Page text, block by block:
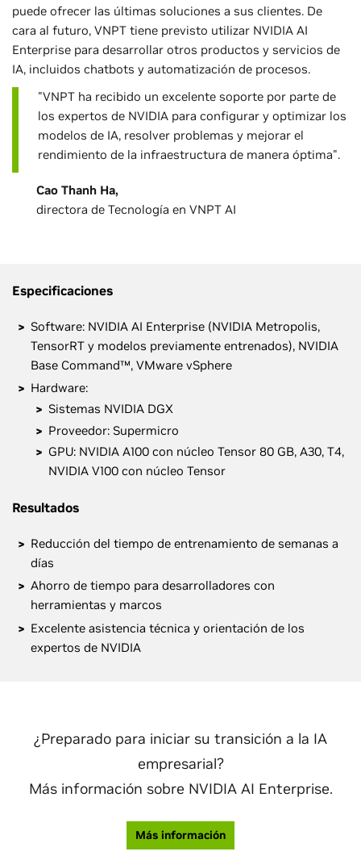
puede ofrecer las últimas soluciones a sus clientes. De
cara al futuro, VNPT tiene previsto utilizar NVIDIA AI
Enterprise para desarrollar otros productos y servicios de
IA, incluidos chatbots y automatización de procesos.
"VNPT ha recibido un excelente soporte por parte de
los expertos de NVIDIA para configurar y optimizar los
modelos de IA, resolver problemas y mejorar el
rendimiento de la infraestructura de manera óptima".
Cao Thanh Ha,
directora de Tecnología en VNPT AI
Especificaciones
Software: NVIDIA AI Enterprise (NVIDIA Metropolis,
TensorRT y modelos previamente entrenados), NVIDIA
Base Command™, VMware vSphere
Hardware:
Sistemas NVIDIA DGX
Proveedor: Supermicro
GPU: NVIDIA A100 con núcleo Tensor 80 GB, A30, T4,
NVIDIA V100 con núcleo Tensor
Resultados
Reducción del tiempo de entrenamiento de semanas a
días
Ahorro de tiempo para desarrolladores con
herramientas y marcos
Excelente asistencia técnica y orientación de los
expertos de NVIDIA
¿Preparado para iniciar su transición a la IA
empresarial?
Más información sobre NVIDIA AI Enterprise.
Más información